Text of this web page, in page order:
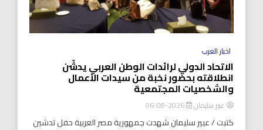
اخبار العرب
الاتحاد الدولي لرائدات الوطن العربي يدشّن
انطلاقته بحضور نخبة من سيدات الأعمال
والشخصيات المجتمعية
عبير سليمان 2026-08-06
كتبت / عبير سليمان شهدت جمهورية مصر العربية حفل تدشين